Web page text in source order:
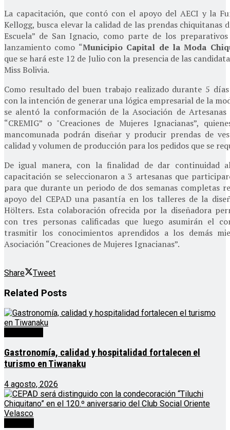
La capacitación, que contó con el apoyo del AECI y la
Kellogg, busca elevar la calidad de las prendas chiquitanas
Escuela” de San Ignacio, como parte de los
lanzamiento como “Municipio Capital de la Moda
que se hará este 12 de Julio con la presencia de las
Miss Bolivia.
Como resultado del buen trabajo realizado durante 5
con la intención de generar una lógica empresarial de la
se alentó la conformación de la Asociación de Artesanas
“CREMIG” o "Creaciones de Mujeres Ignacianas”,
mancomunada podrán diseñar y producir prendas de
calidad y volumen de producción para los pedidos que se
De igual manera, con la finalidad de dar continuidad
capacitación se seleccionaron a 3 artesanas que
para que durante un periodo de dos semanas completas
apoyo del CEPAD una pasantía en los talleres de la
Hölters. Esta colaboración ofrecida por la diseñadora
con tres personas calificadas que luego asumirán el
trasmitir los conocimientos aprendidos a los demás
Asociación “Creaciones de Mujeres Ignacianas”.
Share Tweet
Related Posts
Gastronomía, calidad y hospitalidad fortalecen el
turismo en Tiwanaku
4 agosto, 2026